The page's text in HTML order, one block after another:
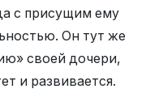
с присущим ему
Он тут же
своей дочери,
и развивается.